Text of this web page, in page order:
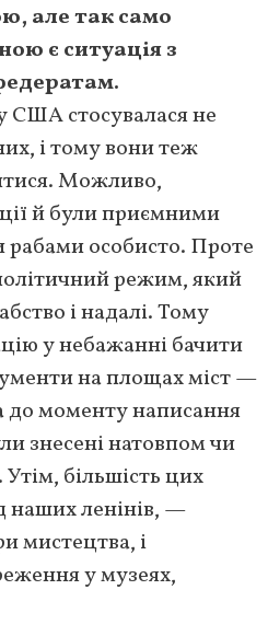
але так само
є ситуація з
США стосувалася не
і тому вони теж
Можливо,
й були приємними
рабами особисто. Проте
режим, який
і надалі. Тому
у небажанні бачити
на площах міст —
до моменту написання
знесені натовпом чи
більшість цих
наших ленінів, —
мистецтва, і
у музеях,